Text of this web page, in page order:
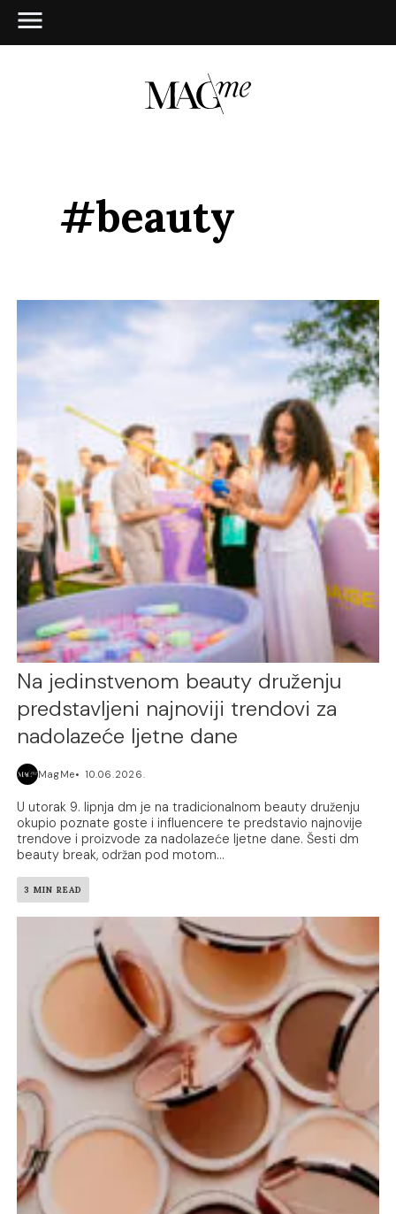
#beauty
Na jedinstvenom beauty druženju
predstavljeni najnoviji trendovi za
nadolazeće ljetne dane
MagMe 10.06.2026.
U utorak 9. lipnja dm je na tradicionalnom beauty druženju
okupio poznate goste i influencere te predstavio najnovije
trendove i proizvode za nadolazeće ljetne dane. Šesti dm
beauty break, održan pod motom...
3 MIN READ